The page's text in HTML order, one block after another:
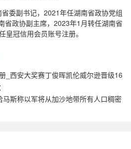
委副书记，2021年任湖南省政协党组
省政协副主席，2023年1月转任湖南省
皇冠信用会员账号注册。
_西安大奖赛丁俊晖凯伦威尔逊晋级16
马斯称以军将从加沙地带所有人口稠密